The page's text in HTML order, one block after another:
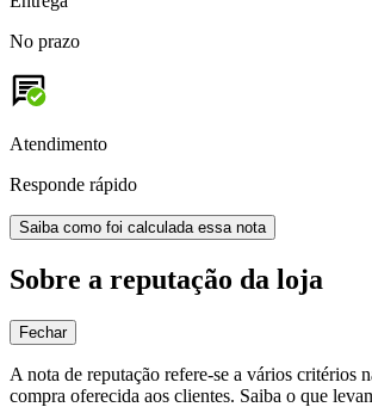
No prazo
Atendimento
Responde rápido
Saiba como foi calculada essa nota
Sobre a reputação da loja
Fechar
A nota de reputação refere-se a vários critérios
compra oferecida aos clientes. Saiba o que